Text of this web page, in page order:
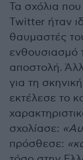
Τα σχόλια
Twitter ήταν
θαυμαστές
ενθουσιασμό
αποστολή.
για τη
εκτέλεσε το
σχολίασε:
πρόσθεσε: